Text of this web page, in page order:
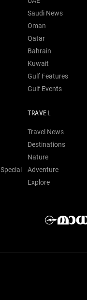
Saudi News
Oman
Qatar
Bahrain
Kuwait
Gulf Features
Gulf Events
TRAVEL
Travel News
Destinations
Nature
Adventure
Explore